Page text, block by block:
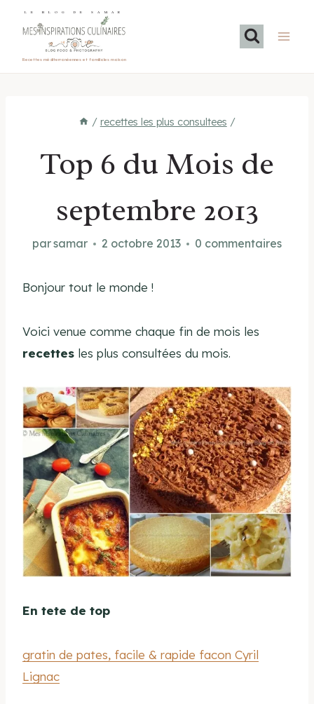
LE BLOG DE SAMAR
Recettes méditerranéennes et familiales maison
/ recettes les plus consultees /
Top 6 du Mois de
septembre 2013
parsamar 2 octobre 2013 0 commentaires
Bonjour tout le monde !
Voici venue comme chaque fin de mois les
recettes les plus consultées du mois.
En tete de top
gratin de pates, facile & rapide facon Cyril
Lignac